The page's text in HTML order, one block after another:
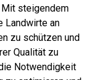
steigendem
Landwirte an
zu schützen und
Qualität zu
Notwendigkeit